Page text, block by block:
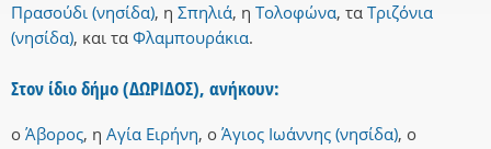
Πρασούδι (νησίδα), η Σπηλιά, η Τολοφώνα, τα Τριζόνια
(νησίδα), και τα Φλαμπουράκια.
Στον ίδιο δήμο (ΔΩΡΙΔΟΣ), ανήκουν:
ο Άβορος, η Αγία Ειρήνη, ο Άγιος Ιωάννης (νησίδα), ο